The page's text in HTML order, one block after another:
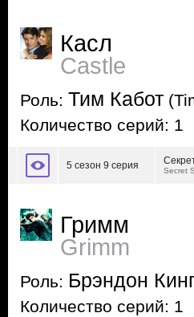
Касл
Castle
Роль: Тим Кабот
Количество серий: 1
5 сезон 9 серия Secret
Гримм
Grimm
Роль: Брэндон
Количество серий: 1